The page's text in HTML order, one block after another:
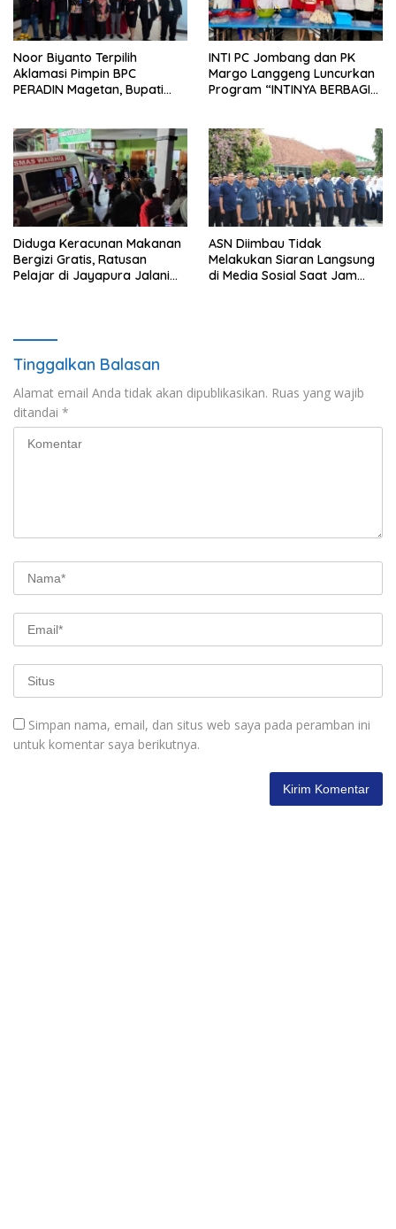
Noor Biyanto Terpilih
Aklamasi Pimpin BPC
PERADIN Magetan, Bupati
INTI PC Jombang dan PK
Margo Langgeng Luncurkan
Program “INTINYA BERBAGI”,
Diduga Keracunan Makanan
Bergizi Gratis, Ratusan
Pelajar di Jayapura Jalani
ASN Diimbau Tidak
Melakukan Siaran Langsung
di Media Sosial Saat Jam
Tinggalkan Balasan
Alamat email Anda tidak akan dipublikasikan. Ruas yang wajib
ditandai *
Simpan nama, email, dan situs web saya pada peramban ini
untuk komentar saya berikutnya.